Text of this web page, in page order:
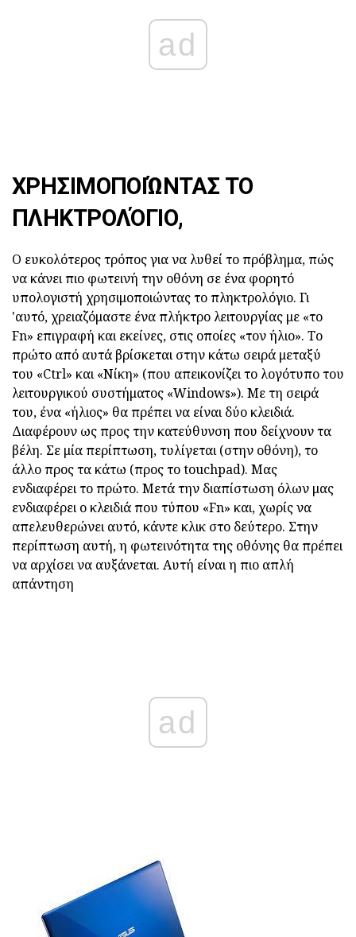
ad
ΧΡΗΣΙΜΟΠΟΙΏΝΤΑΣ ΤΟ
ΠΛΗΚΤΡΟΛΌΓΙΟ,
Ο ευκολότερος τρόπος για να λυθεί το πρόβλημα, πώς
να κάνει πιο φωτεινή την οθόνη σε ένα φορητό
υπολογιστή χρησιμοποιώντας το πληκτρολόγιο. Γι
'αυτό, χρειαζόμαστε ένα πλήκτρο λειτουργίας με «το
Fn» επιγραφή και εκείνες, στις οποίες «τον ήλιο». Το
πρώτο από αυτά βρίσκεται στην κάτω σειρά μεταξύ
του «Ctrl» και «Νίκη» (που απεικονίζει το λογότυπο του
λειτουργικού συστήματος «Windows»). Με τη σειρά
του, ένα «ήλιος» θα πρέπει να είναι δύο κλειδιά.
Διαφέρουν ως προς την κατεύθυνση που δείχνουν τα
βέλη. Σε μία περίπτωση, τυλίγεται (στην οθόνη), το
άλλο προς τα κάτω (προς το touchpad). Μας
ενδιαφέρει το πρώτο. Μετά την διαπίστωση όλων μας
ενδιαφέρει ο κλειδιά που τύπου «Fn» και, χωρίς να
απελευθερώνει αυτό, κάντε κλικ στο δεύτερο. Στην
περίπτωση αυτή, η φωτεινότητα της οθόνης θα πρέπει
να αρχίσει να αυξάνεται. Αυτή είναι η πιο απλή
απάντηση
ad